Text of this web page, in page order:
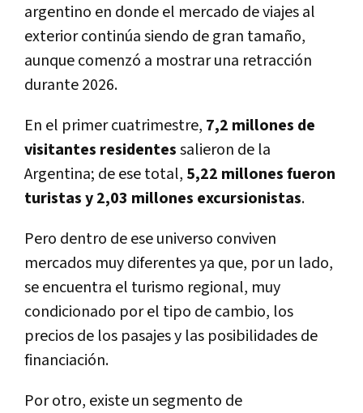
argentino en donde el mercado de viajes al
exterior continúa siendo de gran tamaño,
aunque comenzó a mostrar una retracción
durante 2026.
En el primer cuatrimestre, 7,2 millones de
visitantes residentessalieron de la
Argentina; de ese total, 5,22 millones fueron
turistas y 2,03 millones excursionistas.
Pero dentro de ese universo conviven
mercados muy diferentes ya que, por un lado,
se encuentra el turismo regional, muy
condicionado por el tipo de cambio, los
precios de los pasajes y las posibilidades de
financiación.
Por otro, existe un segmento de